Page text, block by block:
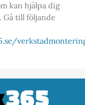
kan hjälpa dig
till följande